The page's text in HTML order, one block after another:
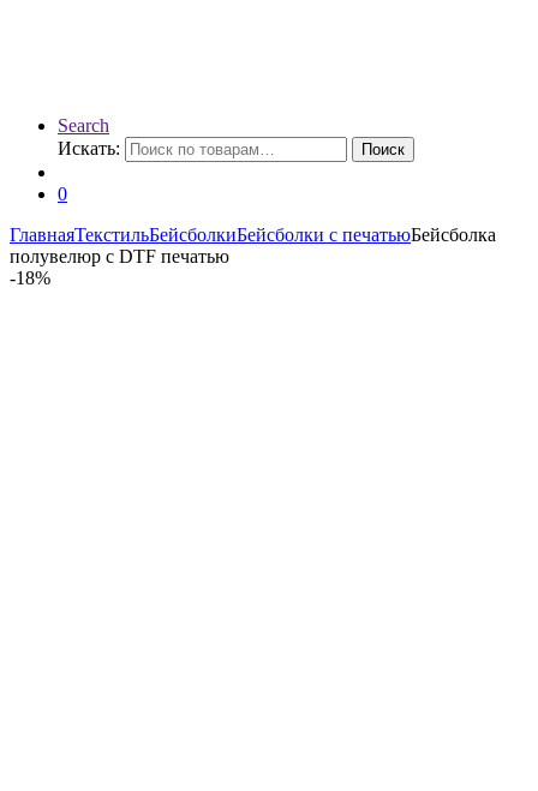
Search
Искать:
Поиск
0
ГлавнаяТекстильБейсболкиБейсболки с печатьюБейсболка
полувелюр с DTF печатью
-18%